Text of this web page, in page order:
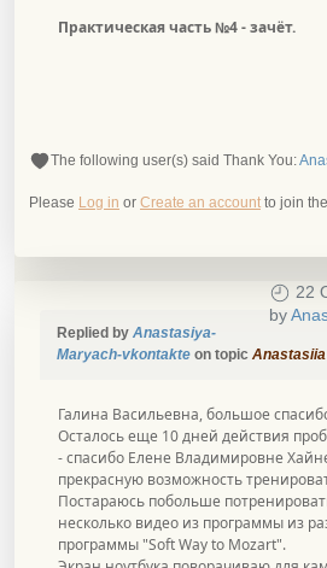
Практическая часть №4 - зачёт.
The following user(s) said Thank You:
Please Log in or Create an account to join
22
by
Replied by Anastasiya-
Maryach-vkontakte on topic
Галина Васильевна, большое
Осталось еще 10 дней действия
- спасибо Елене Владимировне
прекрасную возможность
Постараюсь побольше
несколько видео из программы из
программы "Soft Way to Mozart".